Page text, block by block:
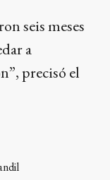
seis meses
a
precisó el